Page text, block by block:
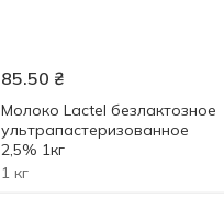
85.50 ₴
Молоко Lactel безлактозное
ультрапастеризованное
2,5% 1кг
1 кг